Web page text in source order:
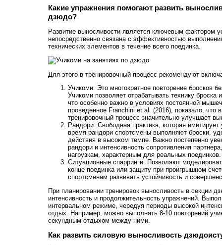
Какие упражнения помогают развить
дзюдо?
Развитие выносливости является ключевым фактором
непосредственно связана с эффективностью
технических элементов в течение всего поединка.
Для этого в тренировочный процесс рекомендуют
Учикоми. Это многократное повторение бросков
Учикоми позволяет отрабатывать технику
что особенно важно в условиях постоянной
проведенное Franchini et al. (2016), показало, что
тренировочный процесс значительно улучшает
Рандори. Свободная практика, которая
время рандори спортсмены выполняют броски,
действия в высоком темпе. Важно постепенно
рандори и интенсивность сопротивления
нагрузкам, характерным для реальных поединков.
Ситуационные спарринги. Позволяют
конце поединка или защиту при проигрышном
спортсменам развивать устойчивость и
При планировании тренировок выносливость в секции
интенсивность и продолжительность упражнений.
интервальном режиме, чередуя периоды высокой
отдых. Например, можно выполнять 8-10 повторений
секундным отдыхом между ними.
Как развить силовую выносливость